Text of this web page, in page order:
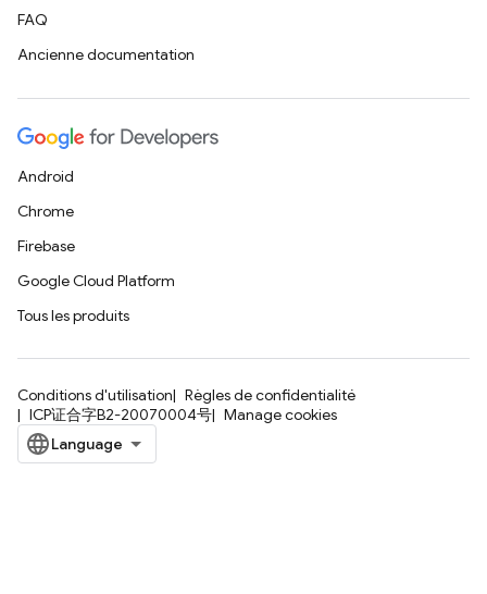
FAQ
Ancienne documentation
Android
Chrome
Firebase
Google Cloud Platform
Tous les produits
Conditions d'utilisation
Règles de confidentialité
ICP证合字B2-20070004号
Manage cookies